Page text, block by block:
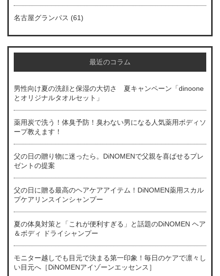
名古屋グランパス (61)
最近のコラム
男性向け夏の洗顔と保湿の大切さ 夏キャンペーン「dinoone
とオリジナルタオルセット」
薬用炭で洗う！体臭予防！臭わない男になる人気薬用ボディソ
ープ教えます！
父の日の贈り物に迷ったら。DiNOMENで父親を喜ばせるプレ
ゼントの提案
父の日に贈る最高のヘアケアアイテム！DiNOMEN薬用スカル
プケアリンスインシャンプー
夏の体臭対策と「これが便利すぎる」と話題のDiNOMEN ヘア
＆ボディ ドライシャンプー
モニター越しでも目元で決まる第一印象！毎日のケアで凛々し
い目元へ［DiNOMENアイゾーンエッセンス］